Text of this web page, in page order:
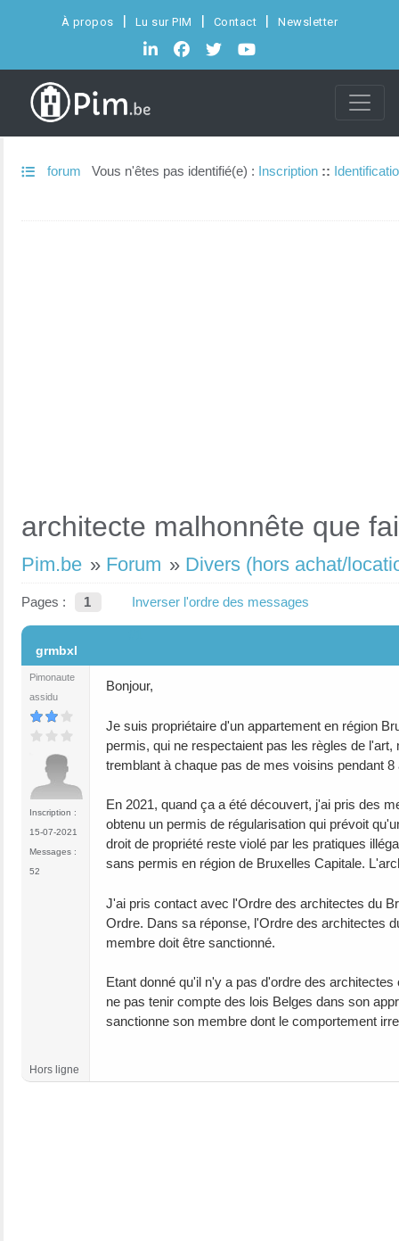
À propos Lu sur PIM Contact Newsletter
forum Vous n'êtes pas identifié(e) : Inscription ::
architecte malhonnête que
Pim.be » Forum » Divers (hors achat/
Pages : 1 Inverser l'ordre des messages
grmbxl
Pimonaute
assidu
Inscription :
15-07-2021
Messages :
52
Bonjour,
Je suis propriétaire d'un appartement en région
permis, qui ne respectaient pas les règles de
tremblant à chaque pas de mes voisins pendant
En 2021, quand ça a été découvert, j'ai pris des
obtenu un permis de régularisation qui prévoit
droit de propriété reste violé par les pratiques
sans permis en région de Bruxelles Capitale.
J'ai pris contact avec l'Ordre des architectes du
Ordre. Dans sa réponse, l'Ordre des architectes
membre doit être sanctionné.
Etant donné qu'il n'y a pas d'ordre des
ne pas tenir compte des lois Belges dans son
sanctionne son membre dont le comportement
Hors ligne